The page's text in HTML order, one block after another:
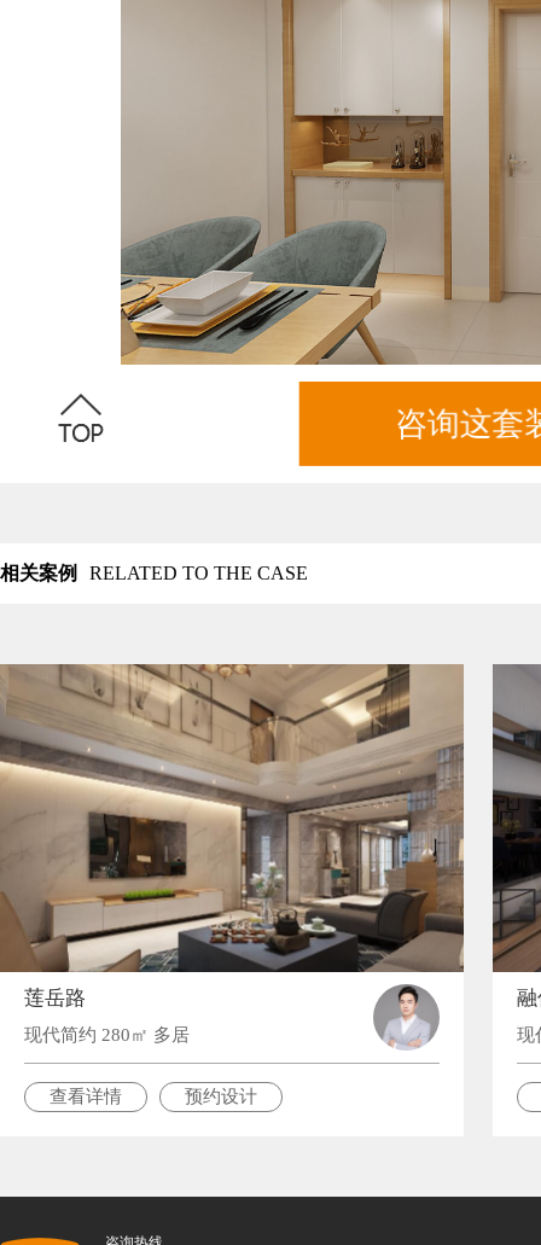
咨询这套
相关案例 RELATED TO THE CASE
莲岳路
现代简约 280㎡ 多居
查看详情 预约设计
现